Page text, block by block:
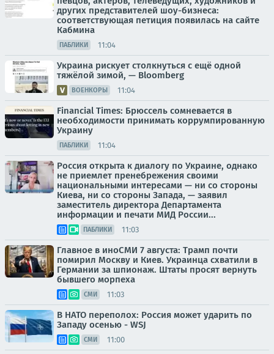
других представителей шоу-бизнеса:
соответствующая петиция появилась на сайте
Кабмина
ПАБЛИКИ 11:04
Украина рискует столкнуться с ещё одной
тяжёлой зимой, — Bloomberg
ВОЕНКОРЫ 11:04
Financial Times: Брюссель сомневается в
необходимости принимать коррумпированную
Украину
ПАБЛИКИ 11:04
Россия открыта к диалогу по Украине, однако
не приемлет пренебрежения своими
национальными интересами — ни со стороны
Киева, ни со стороны Запада, — заявил
заместитель директора Департамента
информации и печати МИД России...
ПАБЛИКИ 11:03
Главное в иноСМИ 7 августа: Трамп почти
помирил Москву и Киев. Украинца схватили в
Германии за шпионаж. Штаты просят вернуть
бывшего морпеха
СМИ 11:03
В НАТО переполох: Россия может ударить по
Западу осенью - WSJ
СМИ 11:00